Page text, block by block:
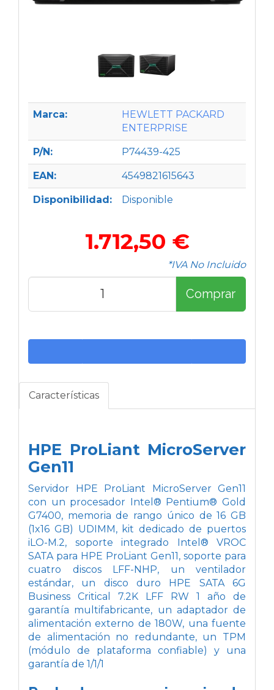
Marca:
HEWLETT PACKARD
ENTERPRISE
P/N: P74439-425
EAN: 4549821615643
Disponibilidad: Disponible
1.712,50 €
*IVA No Incluido
Comprar
Características
HPE ProLiant MicroServer
Gen11
Servidor HPE ProLiant MicroServer Gen11
con un procesador Intel® Pentium® Gold
G7400, memoria de rango único de 16 GB
(1x16 GB) UDIMM, kit dedicado de puertos
iLO-M.2, soporte integrado Intel® VROC
SATA para HPE ProLiant Gen11, soporte para
cuatro discos LFF-NHP, un ventilador
estándar, un disco duro HPE SATA 6G
Business Critical 7.2K LFF RW 1 año de
garantía multifabricante, un adaptador de
alimentación externo de 180W, una fuente
de alimentación no redundante, un TPM
(módulo de plataforma confiable) y una
garantía de 1/1/1